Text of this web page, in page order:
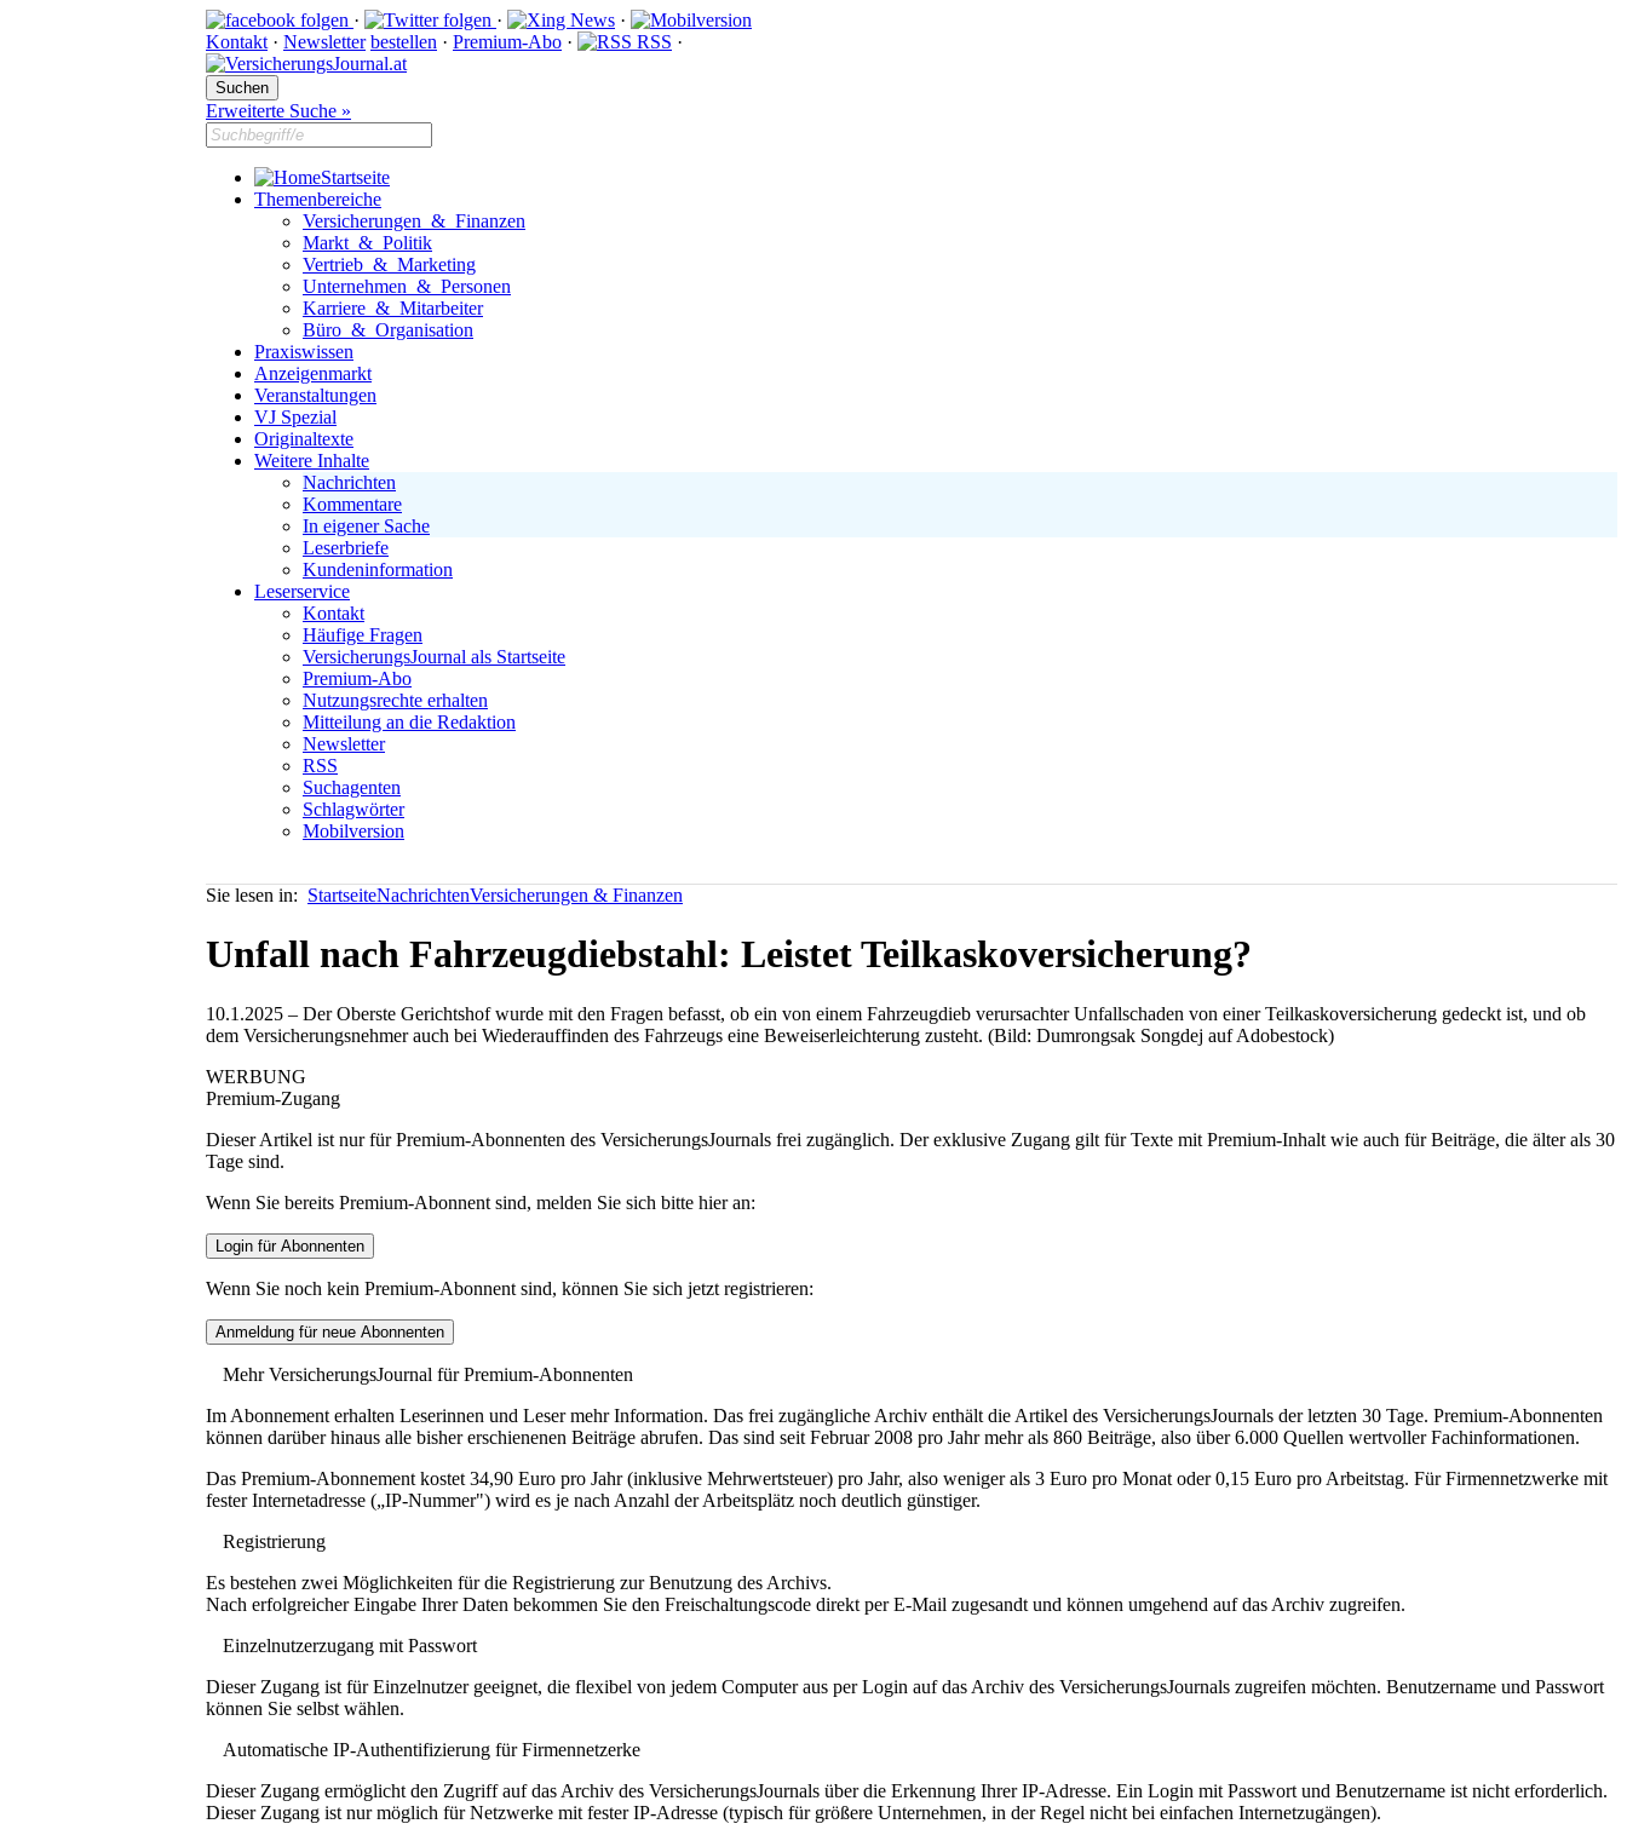
· ·
·
Kontakt · Newsletter bestellen · Premium-Abo · RSS ·
Erweiterte Suche »
Startseite
Themenbereiche
Versicherungen & Finanzen
Markt & Politik
Vertrieb & Marketing
Unternehmen & Personen
Karriere & Mitarbeiter
Büro & Organisation
Praxiswissen
Anzeigenmarkt
Veranstaltungen
VJ Spezial
Originaltexte
Weitere Inhalte
Nachrichten
Kommentare
In eigener Sache
Leserbriefe
Kundeninformation
Leserservice
Kontakt
Häufige Fragen
VersicherungsJournal als Startseite
Premium-Abo
Nutzungsrechte erhalten
Mitteilung an die Redaktion
Newsletter
RSS
Suchagenten
Schlagwörter
Mobilversion
Sie lesen in: StartseiteNachrichtenVersicherungen & Finanzen
Unfall nach Fahrzeugdiebstahl: Leistet Teilkaskoversicherung?
10.1.2025 – Der Oberste Gerichtshof wurde mit den Fragen befasst, ob ein von einem Fahrzeugdieb verursachter Unfallschaden von einer Teilkaskoversicherung gedeckt ist, und ob
dem Versicherungsnehmer auch bei Wiederauffinden des Fahrzeugs eine Beweiserleichterung zusteht. (Bild: Dumrongsak Songdej auf Adobestock)
WERBUNG
Premium-Zugang
Dieser Artikel ist nur für Premium-Abonnenten des VersicherungsJournals frei zugänglich. Der exklusive Zugang gilt für Texte mit Premium-Inhalt wie auch für Beiträge, die älter als 30
Tage sind.
Wenn Sie bereits Premium-Abonnent sind, melden Sie sich bitte hier an:
Wenn Sie noch kein Premium-Abonnent sind, können Sie sich jetzt registrieren:
Mehr VersicherungsJournal für Premium-Abonnenten
Im Abonnement erhalten Leserinnen und Leser mehr Information. Das frei zugängliche Archiv enthält die Artikel des VersicherungsJournals der letzten 30 Tage. Premium-Abonnenten
können darüber hinaus alle bisher erschienenen Beiträge abrufen. Das sind seit Februar 2008 pro Jahr mehr als 860 Beiträge, also über 6.000 Quellen wertvoller Fachinformationen.
Das Premium-Abonnement kostet 34,90 Euro pro Jahr (inklusive Mehrwertsteuer) pro Jahr, also weniger als 3 Euro pro Monat oder 0,15 Euro pro Arbeitstag. Für Firmennetzwerke mit
fester Internetadresse („IP-Nummer") wird es je nach Anzahl der Arbeitsplätz noch deutlich günstiger.
Registrierung
Es bestehen zwei Möglichkeiten für die Registrierung zur Benutzung des Archivs.
Nach erfolgreicher Eingabe Ihrer Daten bekommen Sie den Freischaltungscode direkt per E-Mail zugesandt und können umgehend auf das Archiv zugreifen.
Einzelnutzerzugang mit Passwort
Dieser Zugang ist für Einzelnutzer geeignet, die flexibel von jedem Computer aus per Login auf das Archiv des VersicherungsJournals zugreifen möchten. Benutzername und Passwort
können Sie selbst wählen.
Automatische IP-Authentifizierung für Firmennetzerke
Dieser Zugang ermöglicht den Zugriff auf das Archiv des VersicherungsJournals über die Erkennung Ihrer IP-Adresse. Ein Login mit Passwort und Benutzername ist nicht erforderlich.
Dieser Zugang ist nur möglich für Netzwerke mit fester IP-Adresse (typisch für größere Unternehmen, in der Regel nicht bei einfachen Internetzugängen).